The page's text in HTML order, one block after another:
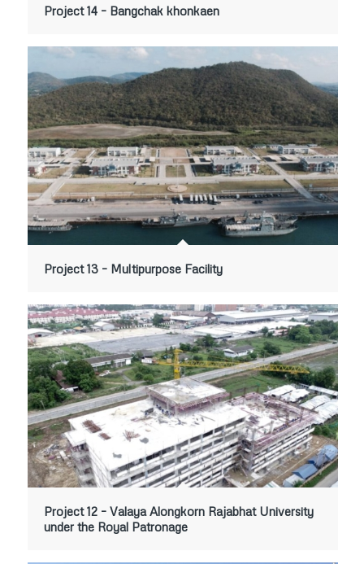
Project 14 – Bangchak khonkaen
Project 13 – Multipurpose Facility
Project 12 – Valaya Alongkorn Rajabhat University
under the Royal Patronage